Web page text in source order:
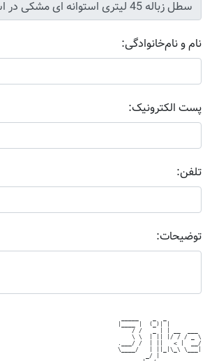
نام و نام‌خانوادگی:
پست الکترونیک:
تلفن:
توضیحات:
|____ |  (_)| |
    / /   _ | | __  ___
    \ \  | || |/ / / _ \
.___/ /  | ||   < |  __/
\____/   | ||_|\_\ \___|
        _/ |